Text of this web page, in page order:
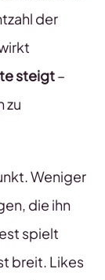
der
steigt–
zu
Weniger
die ihn
spielt
breit. Likes